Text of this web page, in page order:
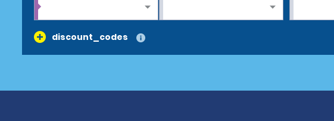
discount_codes